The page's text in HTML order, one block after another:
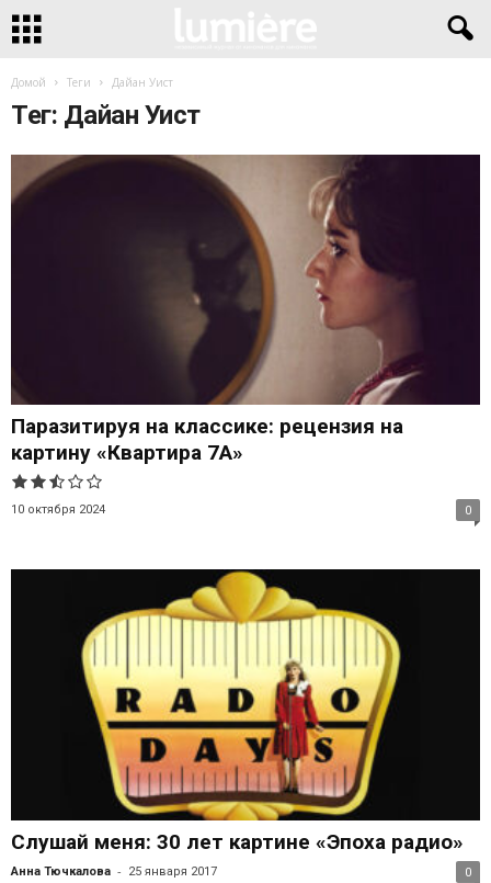
Домой Теги Дайан Уист
Тег: Дайан Уист
Паразитируя на классике: рецензия на
картину «Квартира 7А»
10 октября 2024 0
Слушай меня: 30 лет картине «Эпоха радио»
Анна Тючкалова - 25 января 2017 0